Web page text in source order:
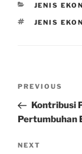
JENIS
TAGS
JENIS
Previous
Post
PREVIOUS
Kontribusi
Pertumbuhan
Next
NEXT